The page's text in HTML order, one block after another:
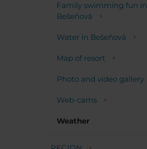
Family swimming fun in
Bešeňová
Water in Bešeňová
Map of resort
Photo and video gallery
Web-cams
Weather